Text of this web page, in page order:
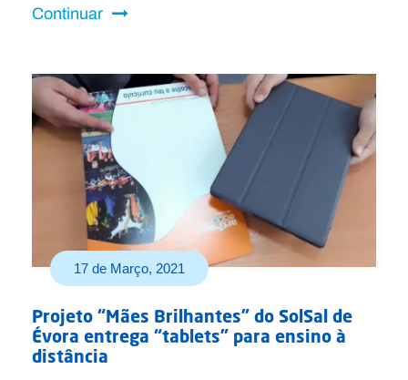
Continuar
17 de Março, 2021
Projeto “Mães Brilhantes” do SolSal de
Évora entrega “tablets” para ensino à
distância